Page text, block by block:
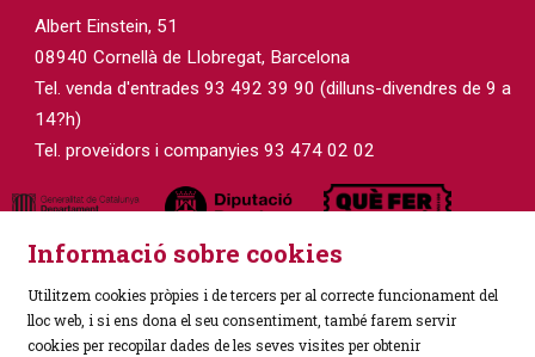
Albert Einstein, 51
08940 Cornellà de Llobregat, Barcelona
Tel. venda d'entrades 93 492 39 90 (dilluns-divendres de 9 a
14?h)
Tel. proveïdors i companyies 93 474 02 02
Informació sobre cookies
Utilitzem cookies pròpies i de tercers per al correcte funcionament del
lloc web, i si ens dona el seu consentiment, també farem servir
cookies per recopilar dades de les seves visites per obtenir